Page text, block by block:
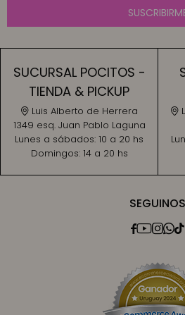
SEGUINOS

SUCURSAL POCITOS -
TIENDA & PICKUP
Luis Alberto de Herrera
1349 esq. Juan Pablo Laguna
Lunes a sábados: 10 a 20 hs
Domingos: 14 a 20 hs